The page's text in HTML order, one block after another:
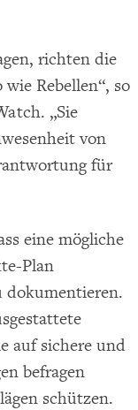
richten die
Rebellen“, so
„Sie
von
für
eine mögliche
Plan
dokumentieren.
auf sichere und
befragen
schützen.